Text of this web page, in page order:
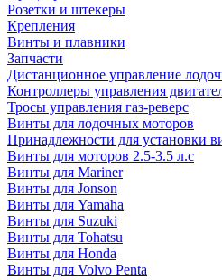
Розетки и штекеры
Крепления
Винты и плавники
Запчасти
Дистанционное управление
Контроллеры управления
Тросы управления газ-реверс
Винты для лодочных моторов
Принадлежности для установки
Винты для моторов 2.5-3.5 л.с
Винты для Mariner
Винты для Jonson
Винты для Yamaha
Винты для Suzuki
Винты для Tohatsu
Винты для Honda
Винты для Volvo Penta